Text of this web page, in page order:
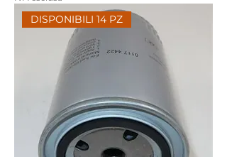
DISPONIBILI 14 PZ